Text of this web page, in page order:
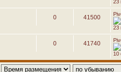
23
0 41500
23
0 41740
10